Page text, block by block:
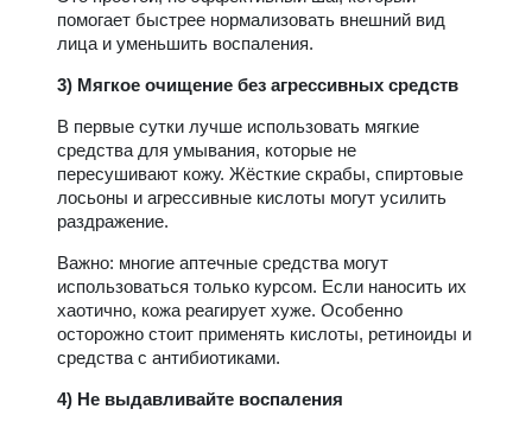
помогает быстрее нормализовать внешний вид
лица и уменьшить воспаления.
3) Мягкое очищение без агрессивных средств
В первые сутки лучше использовать мягкие
средства для умывания, которые не
пересушивают кожу. Жёсткие скрабы, спиртовые
лосьоны и агрессивные кислоты могут усилить
раздражение.
Важно: многие аптечные средства могут
использоваться только курсом. Если наносить их
хаотично, кожа реагирует хуже. Особенно
осторожно стоит применять кислоты, ретиноиды и
средства с антибиотиками.
4) Не выдавливайте воспаления